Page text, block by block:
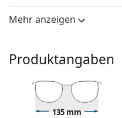
Emporio Armani
Männer.
von Lentiamo an, wie Sie
Die blaue Farbe der
kühlen Hauttönen
Mehr anzeigen
Produktangaben
135 mm